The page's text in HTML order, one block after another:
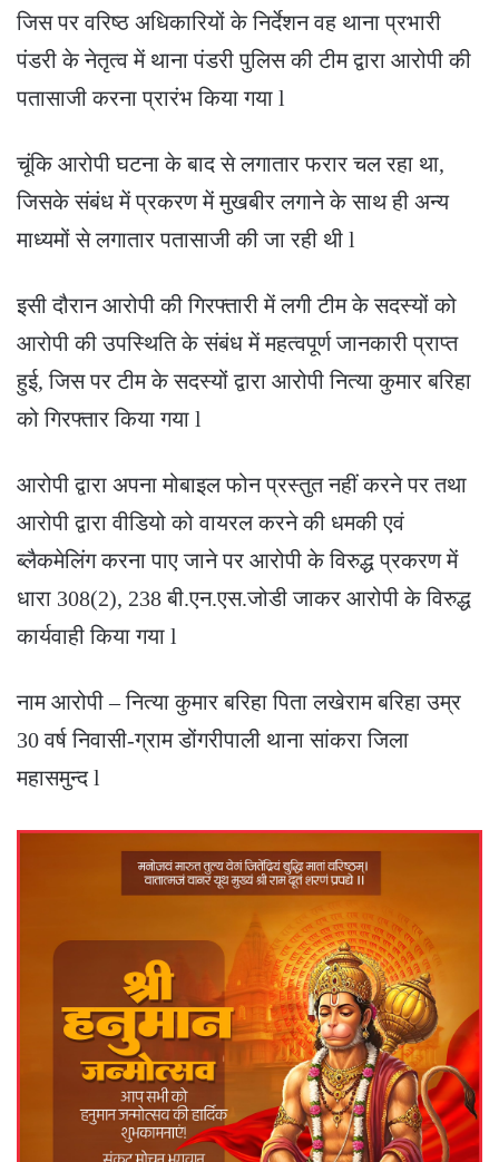
जिस पर वरिष्ठ अधिकारियों के निर्देशन वह थाना प्रभारी
पंडरी के नेतृत्व में थाना पंडरी पुलिस की टीम द्वारा आरोपी की
पतासाजी करना प्रारंभ किया गया l
चूंकि आरोपी घटना के बाद से लगातार फरार चल रहा था,
जिसके संबंध में प्रकरण में मुखबीर लगाने के साथ ही अन्य
माध्यमों से लगातार पतासाजी की जा रही थी l
इसी दौरान आरोपी की गिरफ्तारी में लगी टीम के सदस्यों को
आरोपी की उपस्थिति के संबंध में महत्वपूर्ण जानकारी प्राप्त
हुई, जिस पर टीम के सदस्यों द्वारा आरोपी नित्या कुमार बरिहा
को गिरफ्तार किया गया l
आरोपी द्वारा अपना मोबाइल फोन प्रस्तुत नहीं करने पर तथा
आरोपी द्वारा वीडियो को वायरल करने की धमकी एवं
ब्लैकमेलिंग करना पाए जाने पर आरोपी के विरुद्ध प्रकरण में
धारा 308(2), 238 बी.एन.एस.जोडी जाकर आरोपी के विरुद्ध
कार्यवाही किया गया l
नाम आरोपी – नित्या कुमार बरिहा पिता लखेराम बरिहा उम्र
30 वर्ष निवासी-ग्राम डोंगरीपाली थाना सांकरा जिला
महासमुन्द l